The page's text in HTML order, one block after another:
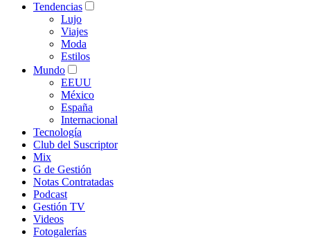
Tendencias
Lujo
Viajes
Moda
Estilos
Mundo
EEUU
México
España
Internacional
Tecnología
Club del Suscriptor
Mix
G de Gestión
Notas Contratadas
Podcast
Gestión TV
Videos
Fotogalerías